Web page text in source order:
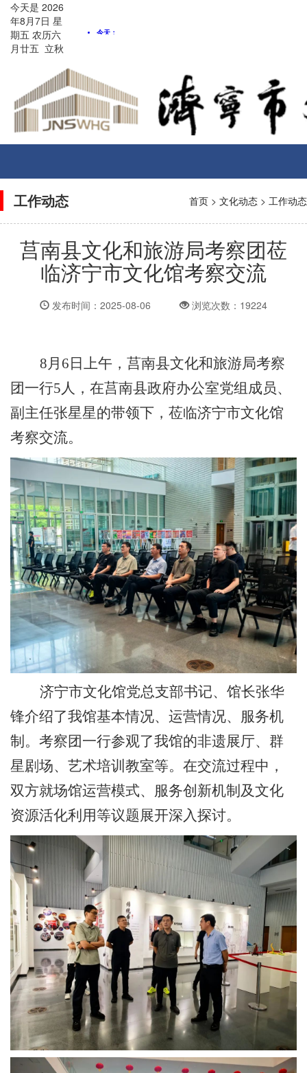
今天是 2026
年8月7日 星
期五 农历六
月廿五 立秋
工作动态 首页 > 文化动态 > 工作动态
莒南县文化和旅游局考察团莅
临济宁市文化馆考察交流
发布时间：2025-08-06 浏览次数：19224
8月6日上午，莒南县文化和旅游局考察
团一行5人，在莒南县政府办公室党组成员、
副主任张星星的带领下，莅临济宁市文化馆
考察交流。
济宁市文化馆党总支部书记、馆长张华
锋介绍了我馆基本情况、运营情况、服务机
制。考察团一行参观了我馆的非遗展厅、群
星剧场、艺术培训教室等。在交流过程中，
双方就场馆运营模式、服务创新机制及文化
资源活化利用等议题展开深入探讨。